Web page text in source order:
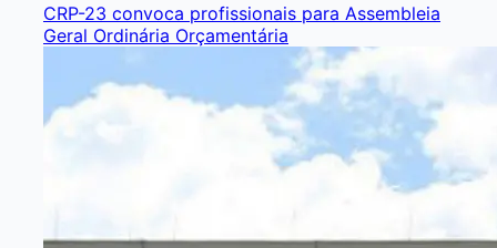
CRP-23 convoca profissionais para Assembleia
Geral Ordinária Orçamentária